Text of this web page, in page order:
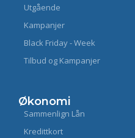
Utgående
Kampanjer
Black Friday - Week
Tilbud og Kampanjer
Økonomi
Sammenlign Lån
Kredittkort